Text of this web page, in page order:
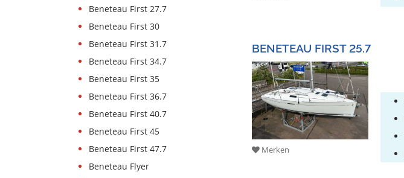
Segel-
Sportbootschulen
Versicherungen
Yachtwerften
BENETEAU FIRST 25.7
Merken
Beneteau First 27.7
Beneteau First 30
Beneteau First 31.7
Beneteau First 34.7
Beneteau First 35
Beneteau First 36.7
Beneteau First 40.7
Beneteau First 45
Beneteau First 47.7
Beneteau Flyer